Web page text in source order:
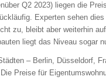
Q2 2023) liegen die
Experten sehen
zu, bleibt aber weiterhin
liegt das Niveau sogar
– Berlin, Düsseldorf,
Preise für